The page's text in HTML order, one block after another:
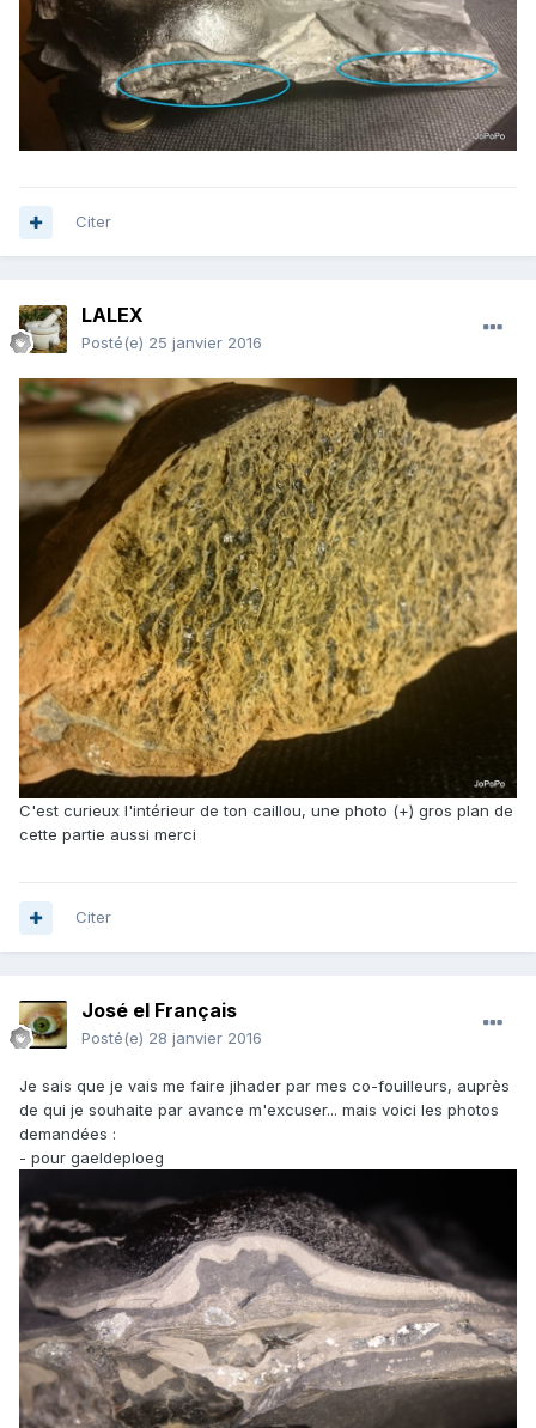
Citer
LALEX
Posté(e) 25 janvier 2016
C'est curieux l'intérieur de ton caillou, une photo (+) gros plan de
cette partie aussi merci
Citer
José el Français
Posté(e) 28 janvier 2016
Je sais que je vais me faire jihader par mes co-fouilleurs, auprès
de qui je souhaite par avance m'excuser... mais voici les photos
demandées :
- pour gaeldeploeg